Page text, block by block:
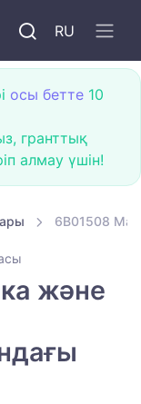
RU
осы бетте 10
гранттық
алмау үшін!
6B01508
және